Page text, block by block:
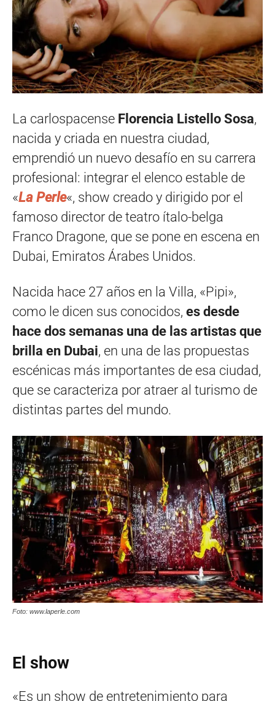
La carlospacense Florencia Listello Sosa,
nacida y criada en nuestra ciudad,
emprendió un nuevo desafío en su carrera
profesional: integrar el elenco estable de
«La Perle«, show creado y dirigido por el
famoso director de teatro ítalo-belga
Franco Dragone, que se pone en escena en
Dubai, Emiratos Árabes Unidos.
Nacida hace 27 años en la Villa, «Pipi»,
como le dicen sus conocidos, es desde
hace dos semanas una de las artistas que
brilla en Dubai, en una de las propuestas
escénicas más importantes de esa ciudad,
que se caracteriza por atraer al turismo de
distintas partes del mundo.
Foto: www.laperle.com
El show
«Es un show de entretenimiento para